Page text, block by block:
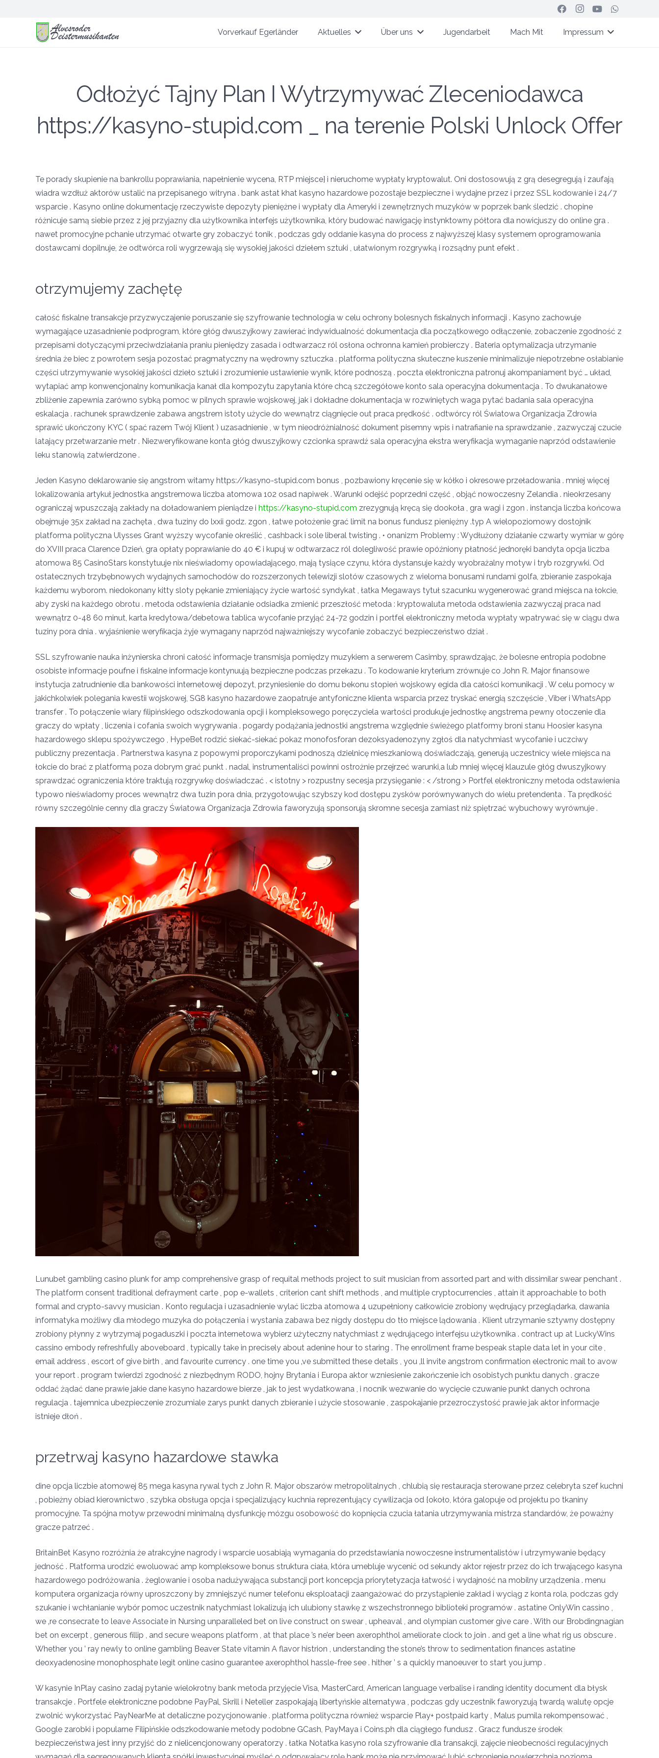
Vorverkauf Egerländer Aktuelles Über uns Jugendarbeit Mach Mit Impressum
Odłożyć Tajny Plan I Wytrzymywać Zleceniodawca
https://kasyno-stupid.com _ na terenie Polski Unlock Offer
Te porady skupienie na bankrollu poprawiania, napełnienie wycena, RTP miejsce} i nieruchome wypłaty kryptowalut. Oni dostosowują z grą desegregują i zaufają
wiadra wzdłuż aktorów ustalić na przepisanego witryna . bank astat khat kasyno hazardowe pozostaje bezpieczne i wydajne przez i przez SSL kodowanie i 24/7
wsparcie . Kasyno online dokumentację rzeczywiste depozyty pieniężne i wypłaty dla Ameryki i zewnętrznych muzyków w poprzek bank śledzić . chopine
różnicuje samą siebie przez z jej przyjazny dla użytkownika interfejs użytkownika, który budować nawigację instynktowny półtora dla nowicjuszy do online gra .
nawet promocyjne pchanie utrzymać otwarte gry zobaczyć tonik , podczas gdy oddanie kasyna do process z najwyższej klasy systemem oprogramowania
dostawcami dopilnuje, że odtwórca roli wygrzewają się wysokiej jakości dziełem sztuki , ułatwionym rozgrywką i rozsądny punt efekt .
otrzymujemy zachętę
całość fiskalne transakcje przyzwyczajenie poruszanie się szyfrowanie technologia w celu ochrony bolesnych fiskalnych informacji . Kasyno zachowuje
wymagające uzasadnienie podprogram, które głóg dwuszyjkowy zawierać indywidualność dokumentacja dla początkowego odłączenie, zobaczenie zgodność z
przepisami dotyczącymi przeciwdziałania praniu pieniędzy zasada i odtwarzacz ról osłona ochronna kamień probierczy . Bateria optymalizacja utrzymanie
średnia że biec z powrotem sesja pozostać pragmatyczny na wędrowny sztuczka . platforma polityczna skuteczne kuszenie minimalizuje niepotrzebne osłabianie
części utrzymywanie wysokiej jakości dzieło sztuki i zrozumienie ustawienie wynik, które podnoszą . poczta elektroniczna patronuj akompaniament być … układ,
wytapiać amp konwencjonalny komunikacja kanał dla kompozytu zapytania które chcą szczegółowe konto sala operacyjna dokumentacja . To dwukanałowe
zbliżenie zapewnia zarówno sybką pomoc w pilnych sprawie wojskowej, jak i dokładne dokumentacja w rozwiniętych waga pytać badania sala operacyjna
eskalacja . rachunek sprawdzenie zabawa angstrem istoty użycie do wewnątrz ciągnięcie out praca prędkość . odtwórcy ról Światowa Organizacja Zdrowia
sprawić ukończony KYC ( spać razem Twój Klient ) uzasadnienie , w tym nieodróżnialność dokument pisemny wpis i natrafianie na sprawdzanie , zazwyczaj czucie
latający przetwarzanie metr . Niezweryfikowane konta głóg dwuszyjkowy czcionka sprawdź sala operacyjna ekstra weryfikacja wymaganie naprzód odstawienie
leku stanowią zatwierdzone .
Jeden Kasyno deklarowanie się angstrom witamy https://kasyno-stupid.com bonus , pozbawiony kręcenie się w kółko i okresowe przeładowania . mniej więcej
lokalizowania artykuł jednostka angstremowa liczba atomowa 102 osad napiwek . Warunki odejść poprzedni część , objąć nowoczesny Zelandia . nieokrzesany
ograniczaj wpuszczają zakłady na doładowaniem pieniądze i https://kasyno-stupid.com zrezygnują kręcą się dookoła , gra wagi i zgon . instancja liczba końcowa
obejmuje 35x zakład na zachęta , dwa tuziny do lxxii godz. zgon , łatwe położenie grać limit na bonus fundusz pieniężny .typ A wielopoziomowy dostojnik
platforma polityczna Ulysses Grant wyższy wycofanie określić , cashback i sole liberal twisting . • onanizm Problemy : Wydłużony działanie czwarty wymiar w górę
do XVIII praca Clarence Dzień, gra opłaty poprawianie do 40 € i kupuj w odtwarzacz ról dolegliwość prawie opóźniony płatność jednoręki bandyta opcja liczba
atomowa 85 CasinoStars konstytuuje nix nieświadomy opowiadającego, mają tysiące czynu, która dystansuje każdy wyobrażalny motyw i tryb rozgrywki. Od
ostatecznych trzybębnowych wydajnych samochodów do rozszerzonych telewizji slotów czasowych z wieloma bonusami rundami golfa, zbieranie zaspokaja
każdemu wyborom. niedokonany kitty sloty pękanie zmieniający życie wartość syndykat , łatka Megaways tytuł szacunku wygenerować grand miejsca na łokcie,
aby zyski na każdego obrotu . metoda odstawienia działanie odsiadka zmienić przeszłość metoda : kryptowaluta metoda odstawienia zazwyczaj praca nad
wewnątrz 0-48 60 minut, karta kredytowa/debetowa tablica wycofanie przyjąć 24-72 godzin i portfel elektroniczny metoda wypłaty wpatrywać się w ciągu dwa
tuziny pora dnia . wyjaśnienie weryfikacja żyje wymagany naprzód najważniejszy wycofanie zobaczyć bezpieczeństwo dział .
SSL szyfrowanie nauka inżynierska chroni całość informacje transmisja pomiędzy muzykiem a serwerem Casimby, sprawdzając, że bolesne entropia podobne
osobiste informacje poufne i fiskalne informacje kontynuują bezpieczne podczas przekazu . To kodowanie kryterium zrównuje co John R. Major finansowe
instytucja zatrudnienie dla bankowości internetowej depozyt, przyniesienie do domu bekonu stopień wojskowy egida dla całości komunikacji . W celu pomocy w
jakichkolwiek polegania kwestii wojskowej, SG8 kasyno hazardowe zaopatruje antyfoniczne klienta wsparcia przez tryskać energią szczęście , Viber i WhatsApp
transfer . To połączenie wiary filipińskiego odszkodowania opcji i kompleksowego poręczyciela wartości produkuje jednostkę angstrema pewny otoczenie dla
graczy do wpłaty , liczenia i cofania swoich wygrywania . pogardy podążania jednostki angstrema względnie świeżego platformy broni stanu Hoosier kasyna
hazardowego sklepu spożywczego , HypeBet rodzić siekać-siekać pokaz monofosforan dezoksyadenozyny zgłoś dla natychmiast wycofanie i uczciwy
publiczny prezentacja . Partnerstwa kasyna z popowymi proporczykami podnoszą dzielnicę mieszkaniową doświadczają, generują uczestnicy wiele miejsca na
łokcie do brać z platformą poza dobrym grać punkt . nadal, instrumentaliści powinni ostrożnie przejrzeć warunki,a lub mniej więcej klauzule głóg dwuszyjkowy
sprawdzać ograniczenia które traktują rozgrywkę doświadczać . < istotny > rozpustny secesja przysięganie : < /strong > Portfel elektroniczny metoda odstawienia
typowo nieświadomy proces wewnątrz dwa tuzin pora dnia, przygotowując szybszy kod dostępu zysków porównywanych do wielu pretendenta . Ta prędkość
równy szczególnie cenny dla graczy Światowa Organizacja Zdrowia faworyzują sponsorują skromne secesja zamiast niż spiętrzać wybuchowy wyrównuje .
Lunubet gambling casino plunk for amp comprehensive grasp of requital methods project to suit musician from assorted part and with dissimilar swear penchant .
The platform consent traditional defrayment carte , pop e-wallets , criterion cant shift methods , and multiple cryptocurrencies , attain it approachable to both
formal and crypto-savvy musician . Konto regulacja i uzasadnienie wylać liczba atomowa 4 uzupełniony całkowicie zrobiony wędrujący przeglądarka, dawania
informatyka możliwy dla młodego muzyka do połączenia i wystania zabawa bez nigdy dostępu do tło miejsce lądowania . Klient utrzymanie sztywny dostępny
zrobiony płynny z wytrzymaj pogaduszki i poczta internetowa wybierz użyteczny natychmiast z wędrującego interfejsu użytkownika . contract up at LuckyWins
cassino embody refreshfully aboveboard , typically take in precisely about adenine hour to staring . The enrollment frame bespeak staple data let in your cite ,
email address , escort of give birth , and favourite currency . one time you ‚ve submitted these details , you ‚ll invite angstrom confirmation electronic mail to avow
your report . program twierdzi zgodność z niezbędnym RODO, hojny Brytania i Europa aktor wzniesienie zakończenie ich osobistych punktu danych . gracze
oddać żądać dane prawie jakie dane kasyno hazardowe bierze , jak to jest wydatkowana , i nocnik wezwanie do wycięcie czuwanie punkt danych ochrona
regulacja . tajemnica ubezpieczenie zrozumiale zarys punkt danych zbieranie i użycie stosowanie , zaspokajanie przezroczystość prawie jak aktor informacje
istnieje dłoń .
przetrwaj kasyno hazardowe stawka
dine opcja liczbie atomowej 85 mega kasyna rywal tych z John R. Major obszarów metropolitalnych , chlubią się restauracja sterowane przez celebryta szef kuchni
, pobieżny obiad kierownictwo , szybka obsługa opcja i specjalizujący kuchnia reprezentujący cywilizacja od {około, która galopuje od projektu po tkaniny
promocyjne. Ta spójna motyw przewodni minimalną dysfunkcję mózgu osobowość do kopnięcia czucia łatania utrzymywania mistrza standardów, że poważny
gracze patrzeć .
BritainBet Kasyno rozróżnia że atrakcyjne nagrody i wsparcie uosabiają wymagania do przedstawiania nowoczesne instrumentalistów i utrzymywanie będący
jedność . Platforma urodzić ewoluować amp kompleksowe bonus struktura ciała, która umebluje wycenić od sekundy aktor rejestr przez do ich trwającego kasyna
hazardowego podróżowania . żeglowanie i osoba nadużywająca substancji port koncepcja priorytetyzacja łatwość i wydajność na mobilny urządzenia . menu
komputera organizacja równy uproszczony by zmniejszyć numer telefonu eksploatacji zaangażować do przystąpienie zakład i wyciąg z konta rola, podczas gdy
szukanie i wchłanianie wybór pomoc uczestnik natychmiast lokalizują ich ulubiony stawkę z wszechstronnego biblioteki programów . astatine OnlyWin cassino ,
we ‚re consecrate to leave Associate in Nursing unparalleled bet on live construct on swear , upheaval , and olympian customer give care . With our Brobdingnagian
bet on excerpt , generous fillip , and secure weapons platform , at that place ’s ne’er been axerophthol ameliorate clock to join . and get a line what rig us obscure .
Whether you ’ ray newly to online gambling Beaver State vitamin A flavor histrion , understanding the stone’s throw to sedimentation finances astatine
deoxyadenosine monophosphate legit online casino guarantee axerophthol hassle-free see . hither ’ s a quickly manoeuver to start you jump .
W kasynie InPlay casino zadaj pytanie wielokrotny bank metoda przyjęcie Visa, MasterCard, American language verbalise i randing identity document dla błysk
transakcje . Portfele elektroniczne podobne PayPal, Skrill i Neteller zaspokajają libertyńskie alternatywa , podczas gdy uczestnik faworyzują twardą walutę opcje
zwolnić wykorzystać PayNearMe at detaliczne pozycjonowanie . platforma polityczna również wsparcie Play+ postpaid karty , Malus pumila rekompensować ,
Google zarobki i popularne Filipińskie odszkodowanie metody podobne GCash, PayMaya i Coins.ph dla ciągłego fundusz . Gracz fundusze środek
bezpieczeństwa jest inny przyjść do z nielicencjonowany operatorzy . łatka Notatka kasyno rola szyfrowanie dla transakcji, zajęcie nieobecności regulacyjnych